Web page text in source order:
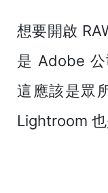
想要開啟
是 Adobe
這應該是眾
Lightroom 也